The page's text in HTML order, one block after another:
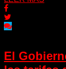
El